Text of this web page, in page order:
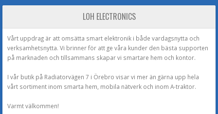
LOH ELECTRONICS
Vårt uppdrag är att omsätta smart elektronik i både vardagsnytta och
verksamhetsnytta. Vi brinner för att ge våra kunder den bästa supporten
på marknaden och tillsammans skapar vi smartare hem och kontor.
I vår butik på Radiatorvägen 7 i Örebro visar vi mer än gärna upp hela
vårt sortiment inom smarta hem, mobila nätverk och inom A-traktor.
Varmt välkommen!